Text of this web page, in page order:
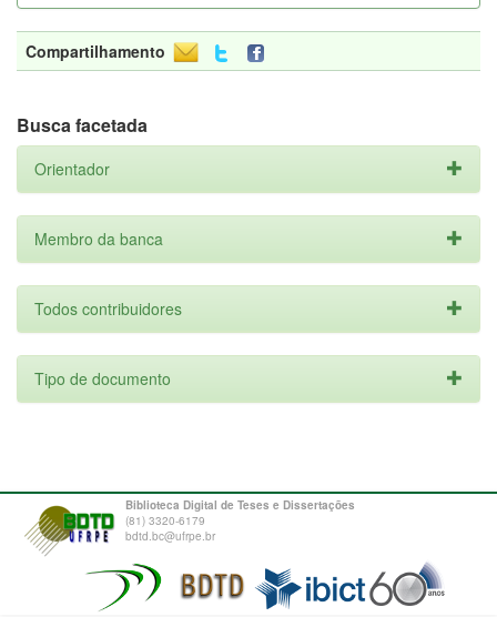
Compartilhamento
Busca facetada
Orientador
Membro da banca
Todos contribuidores
Tipo de documento
Biblioteca Digital de Teses e Dissertações
(81) 3320-6179
bdtd.bc@ufrpe.br